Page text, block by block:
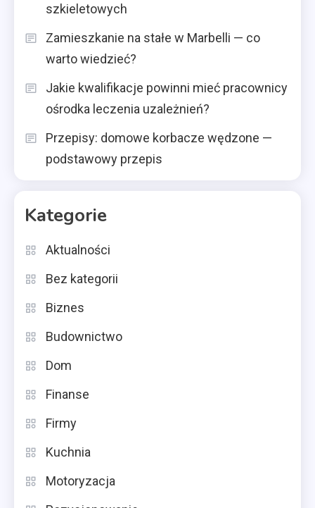
szkieletowych
Zamieszkanie na stałe w Marbelli — co
warto wiedzieć?
Jakie kwalifikacje powinni mieć pracownicy
ośrodka leczenia uzależnień?
Przepisy: domowe korbacze wędzone —
podstawowy przepis
Kategorie
Aktualności
Bez kategorii
Biznes
Budownictwo
Dom
Finanse
Firmy
Kuchnia
Motoryzacja